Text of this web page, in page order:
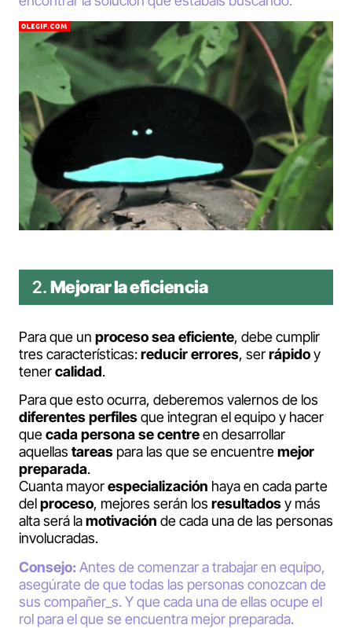
2.Mejorar la eficiencia
Para que un proceso sea eficiente, debe cumplir
tres características:reducir errores, serrápidoy
tenercalidad.
Para que esto ocurra, deberemos valernos de los
diferentes perfilesque integran el equipo y hacer
quecada persona se centreen desarrollar
aquellas tareas para las que se encuentremejor
preparada.
Cuanta mayorespecialización haya en cada parte
delproceso, mejores serán los resultadosy más
alta será lamotivación de cada una de las personas
involucradas.
Consejo:Antes de comenzar a trabajar en equipo,
asegúrate de que todas las personas conozcan de
sus compañer_s. Y que cada una de ellas ocupe el
rol para el que se encuentra mejor preparada.